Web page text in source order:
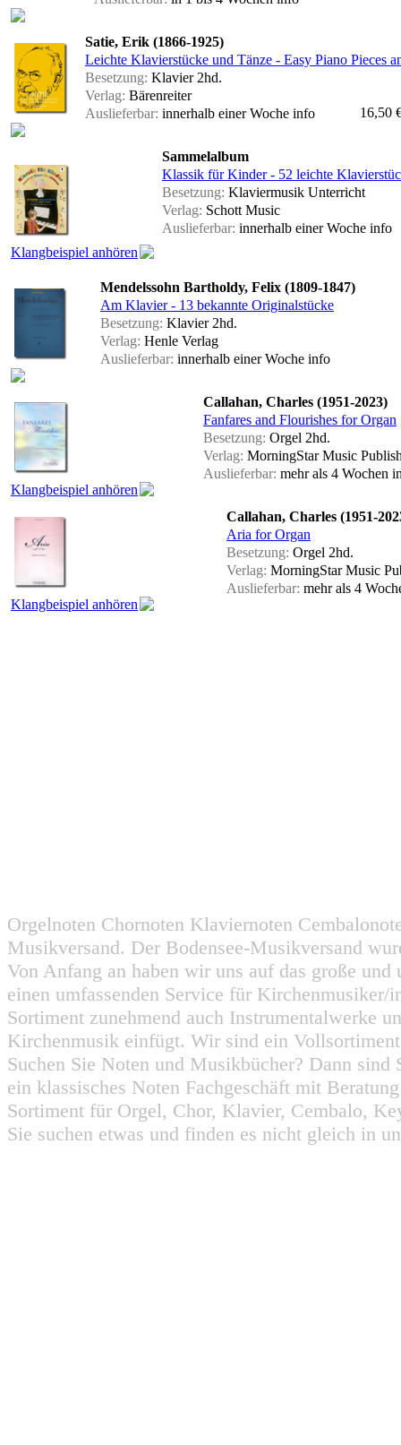
Satie, Erik (1866-1925)
Leichte Klavierstücke und Tänze - Easy Piano Pieces
Besetzung: Klavier 2hd.
Verlag: Bärenreiter
Auslieferbar: innerhalb einer Woche info 16,50
Klangbeispiel anhören
Sammelalbum
Klassik für Kinder - 52 leichte
Besetzung: Klaviermusik Unterricht
Verlag: Schott Music
Auslieferbar: innerhalb einer Woche info
Mendelssohn Bartholdy, Felix (1809-1847)
Am Klavier - 13 bekannte Originalstücke
Besetzung: Klavier 2hd.
Verlag: Henle Verlag
Auslieferbar: innerhalb einer Woche info
Klangbeispiel anhören
Callahan, Charles (1951-2023)
Fanfares and Flourishes for Organ
Besetzung: Orgel 2hd.
Verlag: MorningStar Music
Auslieferbar: mehr als 4 Wochen
Klangbeispiel anhören
Callahan, Charles (1951-
Aria for Organ
Besetzung: Orgel 2hd.
Verlag: MorningStar Music
Auslieferbar: mehr als 4
Orgelnoten Chornoten Klaviernoten
Musikversand. Der Bodensee-Musikversand
Von Anfang an haben wir uns auf das große
einen umfassenden Service für
Sortiment zunehmend auch Instrumentalwerke
Kirchenmusik einfügt. Wir sind ein
Suchen Sie Noten und Musikbücher? Dann
ein klassisches Noten Fachgeschäft mit
Sortiment für Orgel, Chor, Klavier, Cembalo,
Sie suchen etwas und finden es nicht gleich in